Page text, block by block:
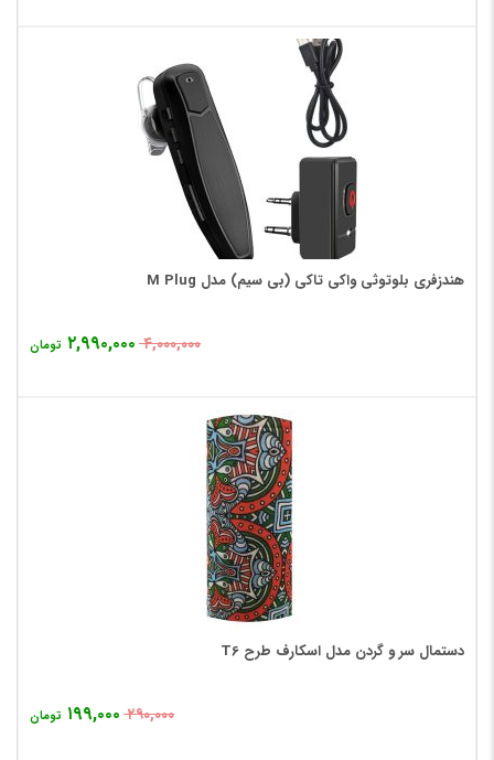
هندزفری بلوتوثی واکی تاکی (بی سیم) مدل M Plug
۴,۰۰۰,۰۰۰ ۲,۹۹۰,۰۰۰ تومان
دستمال سر و گردن مدل اسکارف طرح T6
۲۹۰,۰۰۰ ۱۹۹,۰۰۰ تومان